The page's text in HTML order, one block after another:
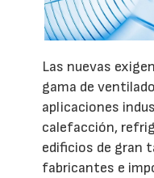
Las nuevas
gama de
aplicaciones
calefacción,
edificios de gran
fabricantes e